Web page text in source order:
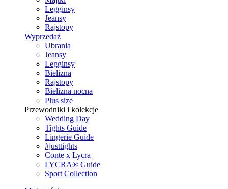
Legginsy
Jeansy
Rajstopy
Wyprzedaż
Ubrania
Jeansy
Legginsy
Bielizna
Rajstopy
Bielizna nocna
Plus size
Przewodniki i kolekcje
Wedding Day
Tights Guide
Lingerie Guide
#justtights
Conte x Lycra
LYCRA® Guide
Sport Сollection